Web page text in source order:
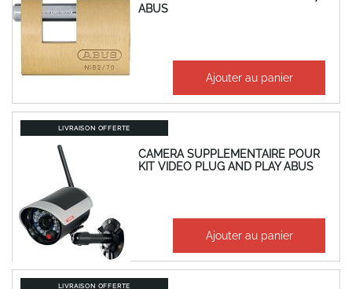
ABUS
45,31 € Ajouter au panier
LIVRAISON OFFERTE
CAMERA SUPPLEMENTAIRE POUR
KIT VIDEO PLUG AND PLAY ABUS
503,81 €
419,84 € Ajouter au panier
LIVRAISON OFFERTE